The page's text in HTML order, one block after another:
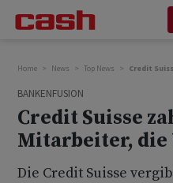
Home News Top News Credit
BANKENFUSION
Credit Suisse
Mitarbeiter, die
Die Credit Suisse